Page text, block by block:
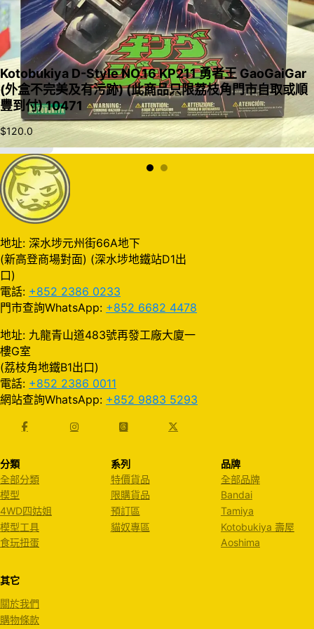
入購物車
Kotobukiya D-Style NO.16 KP211 勇者王 GaoGaiGar
(外盒不完美及有污跡) (此商品只限荔枝角門市自取或順
豐到付) 10471
$120.0
地址: 深水埗元州街66A地下
(新高登商場對面) (深水埗地鐵站D1出
口)
電話: +852 2386 0233
門市查詢WhatsApp: +852 6682 4478
地址: 九龍青山道483號再發工廠大廈一
樓G室
(荔枝角地鐵B1出口)
電話: +852 2386 0011
網站查詢WhatsApp: +852 9883 5293
分類
全部分類
模型
4WD四姑姐
模型工具
食玩扭蛋
系列
特價貨品
限購貨品
預訂區
貓奴專區
品牌
全部品牌
Bandai
Tamiya
Kotobukiya 壽屋
Aoshima
其它
關於我們
購物條款